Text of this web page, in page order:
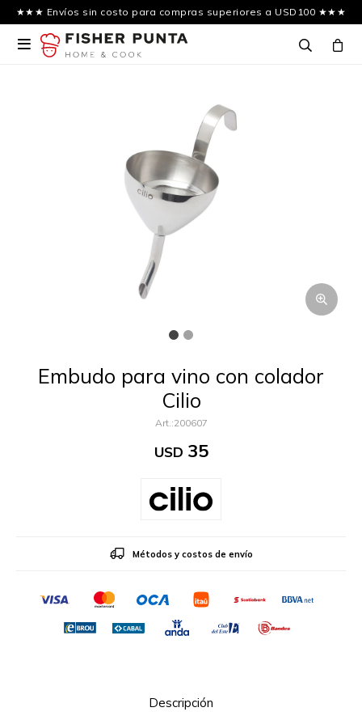
★★★ Envíos sin costo para compras superiores a USD100 ★★★

Embudo para vino con colador
Cilio
200607
USD 35
Métodos y costos de envío
Descripción